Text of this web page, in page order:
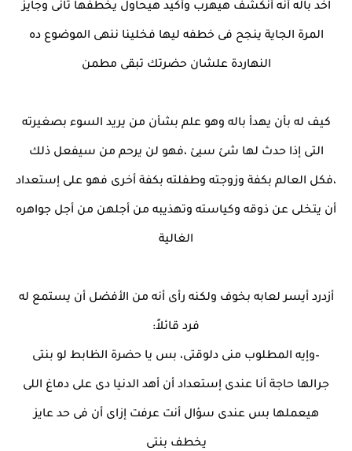
اخد باله أنه أنكشف هيهرب وأكيد هيحاول يخطفها تانى وجايز
المرة الجاية ينجح فى خطفه ليها فخلينا ننهى الموضوع ده
النهاردة علشان حضرتك تبقى مطمن
كيف له بأن يهدأ باله وهو علم بشأن من يريد السوء بصغيرته
التى إذا حدث لها شئ سيئ ،فهو لن يرحم من سيفعل ذلك
،فكل العالم بكفة وزوجته وطفلته بكفة أخرى فهو على إستعداد
أن يتخلى عن ذوقه وكياسته وتهذيبه من أجلهن من أجل جواهره
الغالية
أزدرد أيسر لعابه بخوف ولكنه رأى أنه من الأفضل أن يستمع له
فرد قائلاً:
–وإيه المطلوب منى دلوقتى، بس يا حضرة الظابط لو بنتى
جرالها حاجة أنا عندى إستعداد أن أهد الدنيا دى على دماغ اللى
هيعملها بس عندى سؤال أنت عرفت إزاى أن فى حد عايز
يخطف بنتى